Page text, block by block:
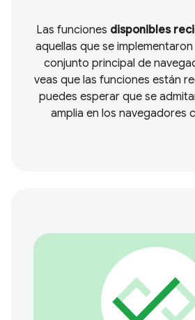
Las funciones disponibles
aquellas que se
conjunto principal de
veas que las funciones están
puedes esperar que se
amplia en los navegadores